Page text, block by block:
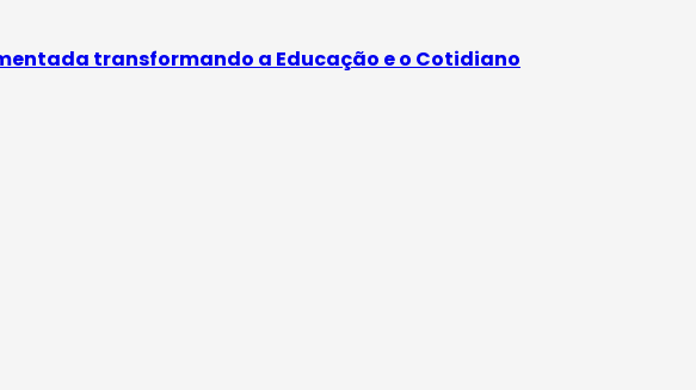
transformando a Educação e o Cotidiano